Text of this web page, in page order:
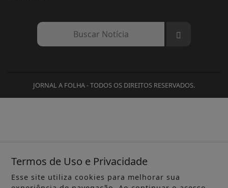
JORNAL A FOLHA - TODOS OS DIREITOS RESERVADOS.
Termos de Uso e Privacidade
Esse site utiliza cookies para melhorar sua